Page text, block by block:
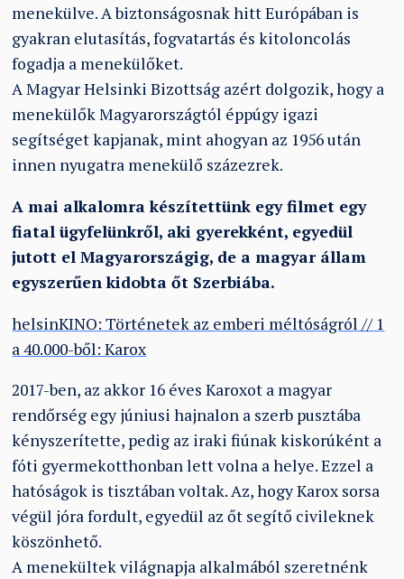
menekülve. A biztonságosnak hitt Európában is
gyakran elutasítás, fogvatartás és kitoloncolás
fogadja a menekülőket.
A Magyar Helsinki Bizottság azért dolgozik, hogy a
menekülők Magyarországtól éppúgy igazi
segítséget kapjanak, mint ahogyan az 1956 után
innen nyugatra menekülő százezrek.
A mai alkalomra készítettünk egy filmet egy
fiatal ügyfelünkről, aki gyerekként, egyedül
jutott el Magyarországig, de a magyar állam
egyszerűen kidobta őt Szerbiába.
helsinKINO: Történetek az emberi méltóságról // 1
a 40.000-ből: Karox
2017-ben, az akkor 16 éves Karoxot a magyar
rendőrség egy júniusi hajnalon a szerb pusztába
kényszerítette, pedig az iraki fiúnak kiskorúként a
fóti gyermekotthonban lett volna a helye. Ezzel a
hatóságok is tisztában voltak. Az, hogy Karox sorsa
végül jóra fordult, egyedül az őt segítő civileknek
köszönhető.
A menekültek világnapja alkalmából szeretnénk